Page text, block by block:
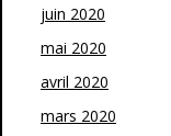
juin 2020
mai 2020
avril 2020
mars 2020